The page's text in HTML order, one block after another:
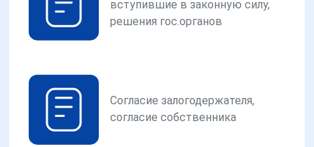
вступившие в законную силу,
решения гос.органов
Согласие залогодержателя,
согласие собственника